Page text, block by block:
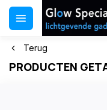
Terug
PRODUCTEN